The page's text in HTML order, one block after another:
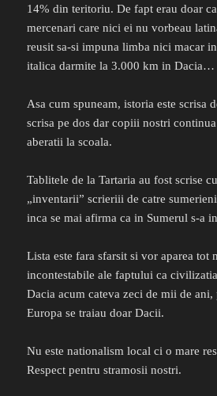
14% din teritoriu. De fapt erau doar
mercenari care nici ei nu vorbeau
reusit sa-si impuna limba nici macar
italica darmite la 3.000 km in Dacia…
Asa cum spuneam, istoria este scrisa
scrisa pe dos dar copiii nostri continua
aberatii la scoala.
Tablitele de la Tartaria au fost scrise
„inventarii” scrieriii de catre
inca se mai afirma ca in Sumerul s-a
Lista este fara sfarsit si vor aparea tot
incontestabile ale faptului ca
Dacia acum cateva zeci de mii de ani,
Europa se traiau doar Dacii.
Nu este nationalism local ci o mare
Respect pentru stramosii nostri.